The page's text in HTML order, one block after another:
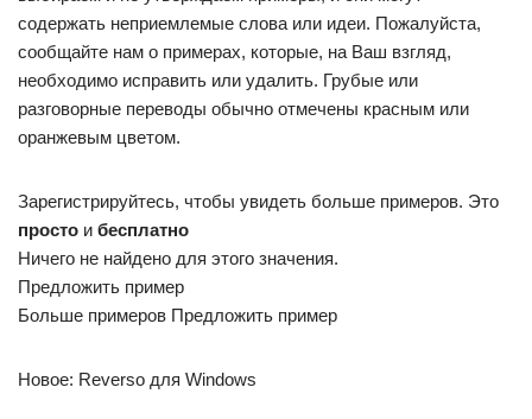
содержать неприемлемые слова или идеи. Пожалуйста,
сообщайте нам о примерах, которые, на Ваш взгляд,
необходимо исправить или удалить. Грубые или
разговорные переводы обычно отмечены красным или
оранжевым цветом.
Зарегистрируйтесь, чтобы увидеть больше примеров. Это
просто и бесплатно
Ничего не найдено для этого значения.
Предложить пример
Больше примеров Предложить пример
Новое: Reverso для Windows